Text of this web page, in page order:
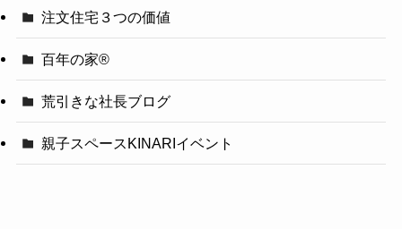
注文住宅３つの価値
百年の家®️
荒引きな社長ブログ
親子スペースKINARIイベント